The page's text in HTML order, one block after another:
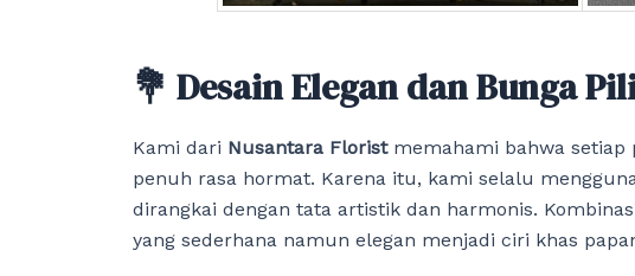
💐 Desain Elegan dan Bunga
Kami dari Nusantara Floristmemahami bahwa setiap
penuh rasa hormat. Karena itu, kami selalu
dirangkai dengan tata artistik dan harmonis.
yang sederhana namun elegan menjadi ciri khas